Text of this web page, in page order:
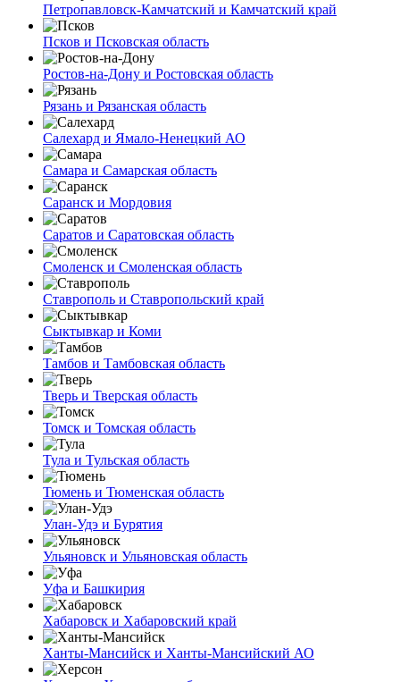
Петропавловск-Камчатский и Камчатский край
Псков и Псковская область
Ростов-на-Дону и Ростовская область
Рязань и Рязанская область
Салехард и Ямало-Ненецкий АО
Самара и Самарская область
Саранск и Мордовия
Саратов и Саратовская область
Смоленск и Смоленская область
Ставрополь и Ставропольский край
Сыктывкар и Коми
Тамбов и Тамбовская область
Тверь и Тверская область
Томск и Томская область
Тула и Тульская область
Тюмень и Тюменская область
Улан-Удэ и Бурятия
Ульяновск и Ульяновская область
Уфа и Башкирия
Хабаровск и Хабаровский край
Ханты-Мансийск и Ханты-Мансийский АО